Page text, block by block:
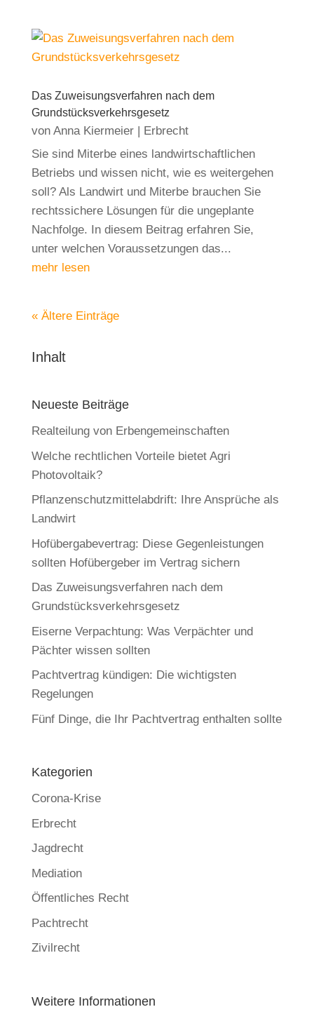
Das Zuweisungsverfahren nach dem
Grundstücksverkehrsgesetz
von Anna Kiermeier| Erbrecht
Sie sind Miterbe eines landwirtschaftlichen
Betriebs und wissen nicht, wie es weitergehen
soll? Als Landwirt und Miterbe brauchen Sie
rechtssichere Lösungen für die ungeplante
Nachfolge. In diesem Beitrag erfahren Sie,
unter welchen Voraussetzungen das...
mehr lesen
« Ältere Einträge
Inhalt
Neueste Beiträge
Realteilung von Erbengemeinschaften
Welche rechtlichen Vorteile bietet Agri
Photovoltaik?
Pflanzenschutzmittelabdrift: Ihre Ansprüche als
Landwirt
Hofübergabevertrag: Diese Gegenleistungen
sollten Hofübergeber im Vertrag sichern
Das Zuweisungsverfahren nach dem
Grundstücksverkehrsgesetz
Eiserne Verpachtung: Was Verpächter und
Pächter wissen sollten
Pachtvertrag kündigen: Die wichtigsten
Regelungen
Fünf Dinge, die Ihr Pachtvertrag enthalten sollte
Kategorien
Corona-Krise
Erbrecht
Jagdrecht
Mediation
Öffentliches Recht
Pachtrecht
Zivilrecht
Weitere Informationen